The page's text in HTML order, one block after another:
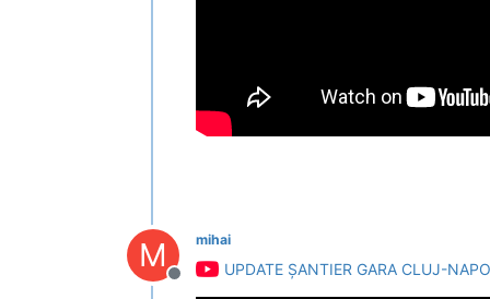
M
Deconectat
mihai
UPDATE ȘANTIER GARA CLUJ-